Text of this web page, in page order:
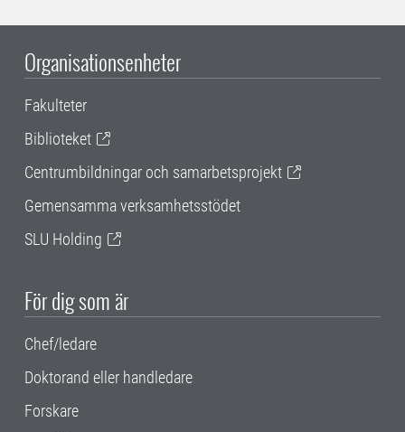
Organisationsenheter
Fakulteter
Biblioteket
Centrumbildningar och samarbetsprojekt
Gemensamma verksamhetsstödet
SLU Holding
För dig som är
Chef/ledare
Doktorand eller handledare
Forskare